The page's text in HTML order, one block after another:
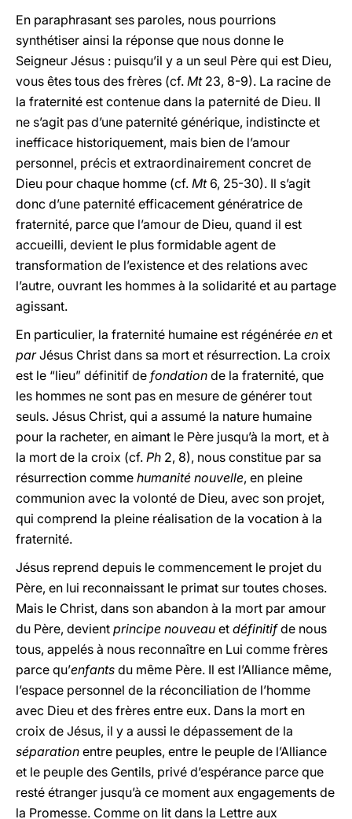
En paraphrasant ses paroles, nous pourrions
synthétiser ainsi la réponse que nous donne le
Seigneur Jésus : puisqu’il y a un seul Père qui est Dieu,
vous êtes tous des frères (cf. Mt23, 8-9). La racine de
la fraternité est contenue dans la paternité de Dieu. Il
ne s’agit pas d’une paternité générique, indistincte et
inefficace historiquement, mais bien de l’amour
personnel, précis et extraordinairement concret de
Dieu pour chaque homme (cf. Mt 6, 25-30). Il s’agit
donc d’une paternité efficacement génératrice de
fraternité, parce que l’amour de Dieu, quand il est
accueilli, devient le plus formidable agent de
transformation de l’existence et des relations avec
l’autre, ouvrant les hommes à la solidarité et au partage
agissant.
En particulier, la fraternité humaine est régénérée en et
parJésus Christ dans sa mort et résurrection. La croix
est le “lieu” définitif de fondation de la fraternité, que
les hommes ne sont pas en mesure de générer tout
seuls. Jésus Christ, qui a assumé la nature humaine
pour la racheter, en aimant le Père jusqu’à la mort, et à
la mort de la croix (cf. Ph 2, 8), nous constitue par sa
résurrection comme humanité nouvelle, en pleine
communion avec la volonté de Dieu, avec son projet,
qui comprend la pleine réalisation de la vocation à la
fraternité.
Jésus reprend depuis le commencement le projet du
Père, en lui reconnaissant le primat sur toutes choses.
Mais le Christ, dans son abandon à la mort par amour
du Père, devient principe nouveau et définitifde nous
tous, appelés à nous reconnaître en Lui comme frères
parce qu’enfants du même Père. Il est l’Alliance même,
l’espace personnel de la réconciliation de l’homme
avec Dieu et des frères entre eux. Dans la mort en
croix de Jésus, il y a aussi le dépassement de la
séparation entre peuples, entre le peuple de l’Alliance
et le peuple des Gentils, privé d’espérance parce que
resté étranger jusqu’à ce moment aux engagements de
la Promesse. Comme on lit dans la Lettre aux